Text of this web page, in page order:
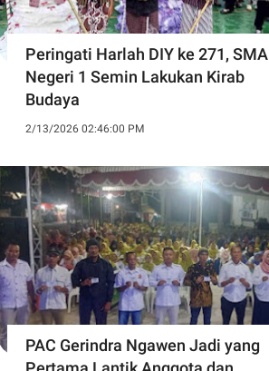
Peringati Harlah DIY ke 271, SMA
Negeri 1 Semin Lakukan Kirab
Budaya ‎
2/13/2026 02:46:00 PM
PAC Gerindra Ngawen Jadi yang